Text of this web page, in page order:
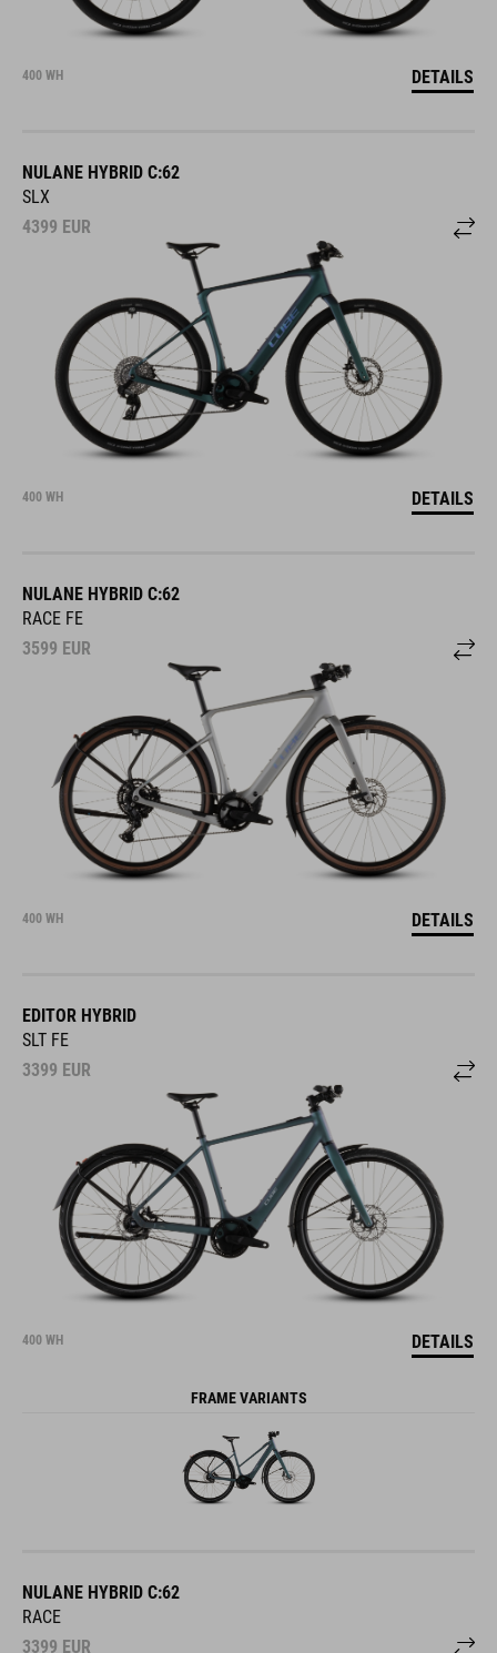
400 WH DETAILS
NULANE HYBRID C:62
SLX
4399 EUR
400 WH DETAILS
NULANE HYBRID C:62
RACE FE
3599 EUR
400 WH DETAILS
EDITOR HYBRID
SLT FE
3399 EUR
400 WH DETAILS
FRAME VARIANTS
NULANE HYBRID C:62
RACE
3399 EUR